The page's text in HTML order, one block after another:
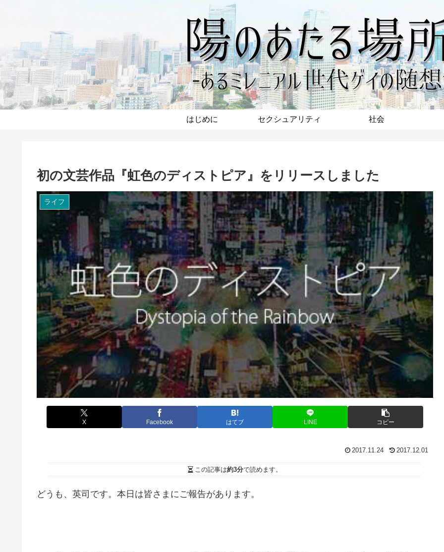
はじめに セクシュアリティ 社会
初の文芸作品『虹色のディストピア』をリリースしました
ライフ
X Facebook はてブ LINE コピー
2017.11.24 2017.12.01
この記事は約3分で読めます。
どうも、英司です。本日は皆さまにご報告があります。